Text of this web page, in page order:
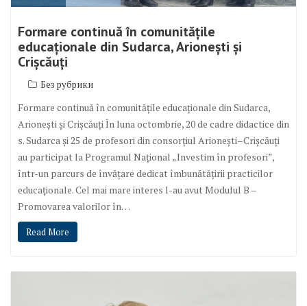
Formare continuă în comunitățile
educaționale din Sudarca, Arionești și
Crișcăuți
Без рубрики
Formare continuă în comunitățile educaționale din Sudarca,
Arionești și Crișcăuți În luna octombrie, 20 de cadre didactice din
s. Sudarca și 25 de profesori din consorțiul Arionești–Crișcăuți
au participat la Programul Național „Investim în profesori”,
într-un parcurs de învățare dedicat îmbunătățirii practicilor
educaționale. Cel mai mare interes l-au avut Modulul B –
Promovarea valorilor în…
Read More